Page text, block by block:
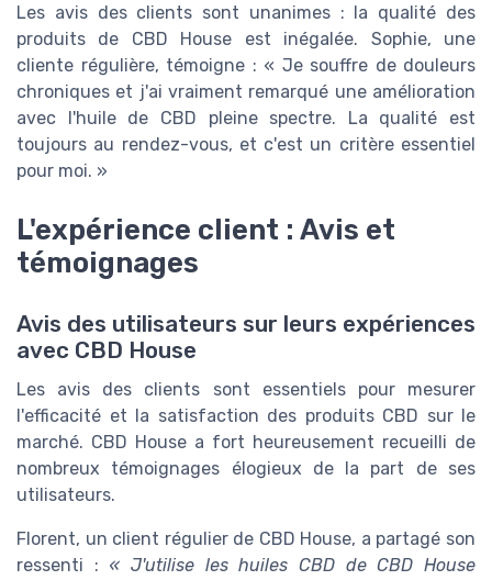
Les avis des clients sont unanimes : la qualité des
produits de CBD House est inégalée. Sophie, une
cliente régulière, témoigne : « Je souffre de douleurs
chroniques et j'ai vraiment remarqué une amélioration
avec l'huile de CBD pleine spectre. La qualité est
toujours au rendez-vous, et c'est un critère essentiel
pour moi. »
L'expérience client : Avis et
témoignages
Avis des utilisateurs sur leurs expériences
avec CBD House
Les avis des clients sont essentiels pour mesurer
l'efficacité et la satisfaction des produits CBD sur le
marché. CBD House a fort heureusement recueilli de
nombreux témoignages élogieux de la part de ses
utilisateurs.
Florent, un client régulier de CBD House, a partagé son
ressenti : « J'utilise les huiles CBD de CBD House